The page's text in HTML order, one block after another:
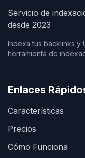
Servicio de
desde 2023
Indexa tus backlinks y
herramienta de
Enlaces
Características
Precios
Cómo Funciona